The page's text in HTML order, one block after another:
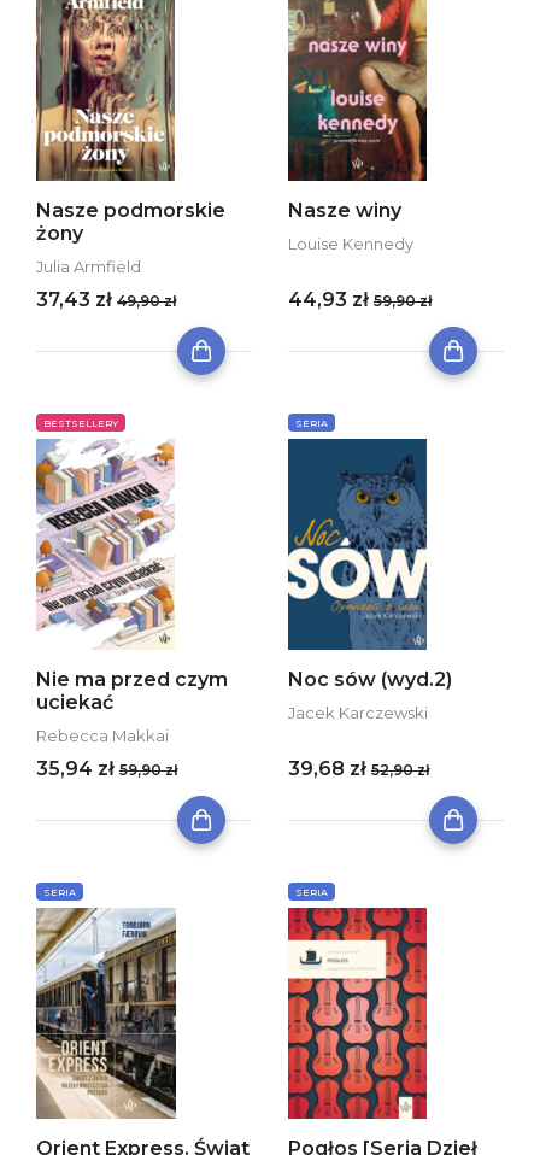
Nasze podmorskie
żony
Julia Armfield
37,43 zł 49,90 zł
Nasze winy
Louise Kennedy
44,93 zł 59,90 zł
BESTSELLERY
Nie ma przed czym
uciekać
Rebecca Makkai
35,94 zł 59,90 zł
SERIA
Noc sów (wyd.2)
Jacek Karczewski
39,68 zł 52,90 zł
SERIA
Orient Express. Świat
SERIA
Pogłos [Seria Dzieł